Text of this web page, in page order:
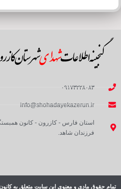
۰۹۱۷۳۲۲۸۰۸۳
info@shohadayekazerun.ir
استان فارس - کازرون - کانون
فرزندان شاهد.
تمام حقوق مادی و معنوی این سایت متعلق به